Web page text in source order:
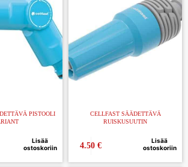
PISTOOLI
Lisää
ostoskoriin
CELLFAST SÄÄDETTÄVÄ
RUISKUSUUTIN
4.50€
Lisää
ostoskoriin